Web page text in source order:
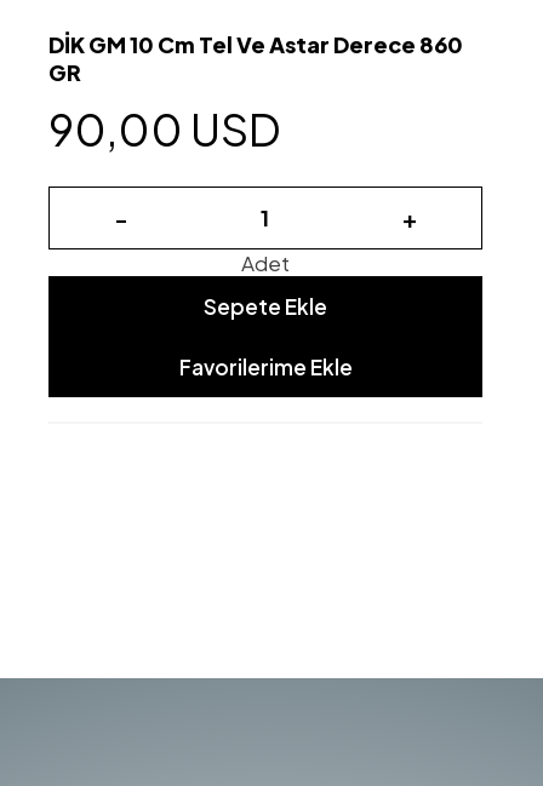
DİK GM 10 Cm Tel Ve Astar Derece 860
GR
90,00 USD
- +
Adet
Sepete Ekle
Favorilerime Ekle